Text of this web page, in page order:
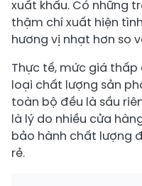
xuất khẩu. Có những
thậm chí xuất hiện
hương vị nhạt hơn so
Thực tế, mức giá thấp
loại chất lượng sản
toàn bộ đều là sầu
là lý do nhiều cửa
bảo hành chất lượng
rẻ.